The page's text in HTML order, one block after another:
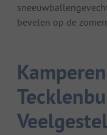
bevelen op de